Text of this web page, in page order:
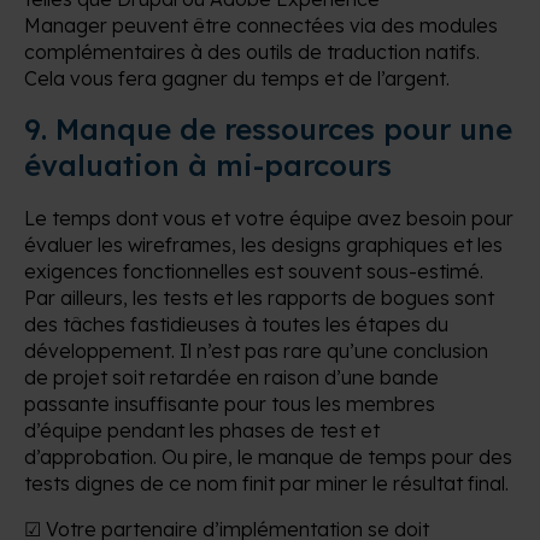
Manager peuvent être connectées via des modules
complémentaires à des outils de traduction natifs.
Cela vous fera gagner du temps et de l’argent.
9. Manque de ressources pour une
évaluation à mi-parcours
Le temps dont vous et votre équipe avez besoin pour
évaluer les wireframes, les designs graphiques et les
exigences fonctionnelles est souvent sous-estimé.
Par ailleurs, les tests et les rapports de bogues sont
des tâches fastidieuses à toutes les étapes du
développement. Il n’est pas rare qu’une conclusion
de projet soit retardée en raison d’une bande
passante insuffisante pour tous les membres
d’équipe pendant les phases de test et
d’approbation. Ou pire, le manque de temps pour des
tests dignes de ce nom finit par miner le résultat final.
☑ Votre partenaire d’implémentation se doit